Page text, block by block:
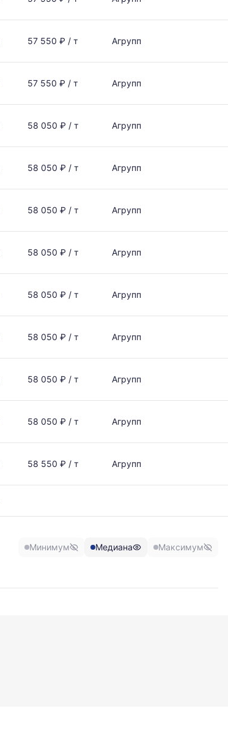
57 550 ₽ / т Агрупп
57 550 ₽ / т Агрупп
58 050 ₽ / т Агрупп
58 050 ₽ / т Агрупп
58 050 ₽ / т Агрупп
58 050 ₽ / т Агрупп
58 050 ₽ / т Агрупп
58 050 ₽ / т Агрупп
58 050 ₽ / т Агрупп
58 050 ₽ / т Агрупп
58 550 ₽ / т Агрупп
Минимум Медиана Максимум